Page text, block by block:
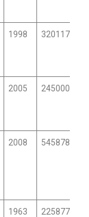
1998 32011741
2005 24500011
2008 54587867
1963 2258773